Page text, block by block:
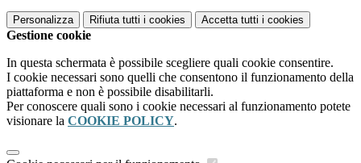
Personalizza Rifiuta tutti i cookies Accetta tutti i cookies
Gestione cookie
In questa schermata è possibile scegliere quali cookie consentire.
I cookie necessari sono quelli che consentono il funzionamento della
piattaforma e non è possibile disabilitarli.
Per conoscere quali sono i cookie necessari al funzionamento potete
visionare la COOKIE POLICY.